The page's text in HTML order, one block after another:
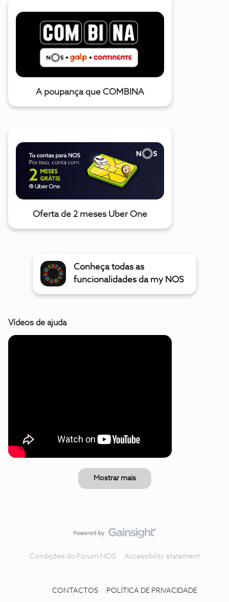
A poupança que COMBINA
Oferta de 2 meses Uber One
Conheça todas as
funcionalidades da my NOS
Vídeos de ajuda
Mostrar mais
Condições do Fórum NOS Accessibility statement
CONTACTOS POLÍTICA DE PRIVACIDADE